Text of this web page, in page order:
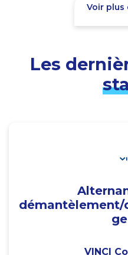
Voir plus
Les
VINCI